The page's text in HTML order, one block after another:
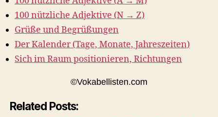
100 nützliche Adjektive (N → Z)
Grüße und Begrüßungen
Der Kalender (Tage, Monate, Jahreszeiten)
Sich im Raum positionieren, Richtungen
©Vokabellisten.com
Related Posts: